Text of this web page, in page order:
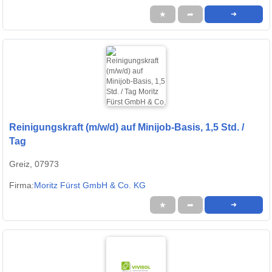
★ ➦ ➜
Reinigungskraft (m/w/d) auf Minijob-Basis, 1,5 Std. /
Tag
Greiz, 07973
Firma:Moritz Fürst GmbH & Co. KG
★ ➦ ➜